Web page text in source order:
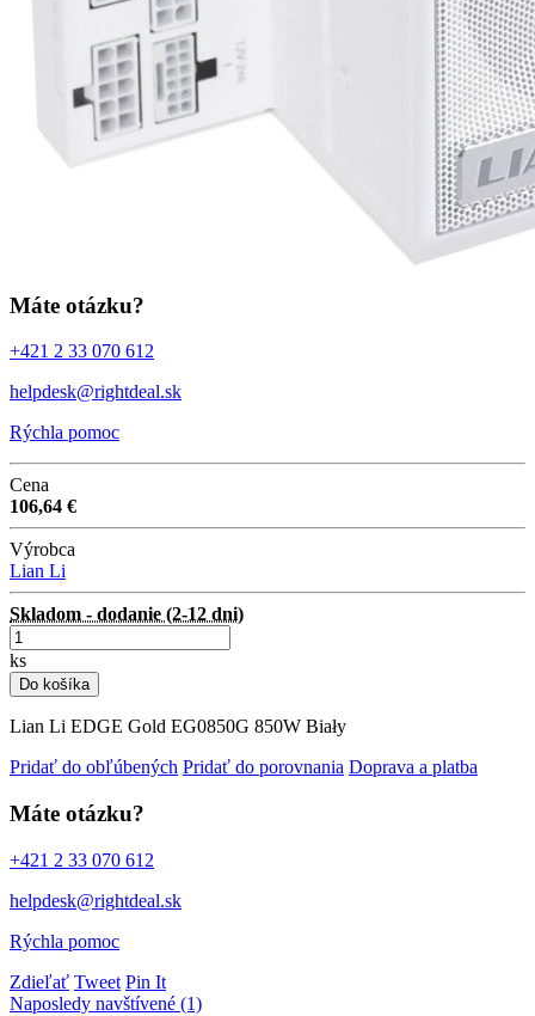
Máte otázku?
+421 2 33 070 612
helpdesk@rightdeal.sk
Rýchla pomoc
Cena
106,64 €
Výrobca
Lian Li
Skladom - dodanie (2-12 dni)
ks
Do košíka
Lian Li EDGE Gold EG0850G 850W Biały
Pridať do obľúbených Pridať do porovnania Doprava a platba
Máte otázku?
+421 2 33 070 612
helpdesk@rightdeal.sk
Rýchla pomoc
Zdieľať Tweet Pin It
Naposledy navštívené (1)